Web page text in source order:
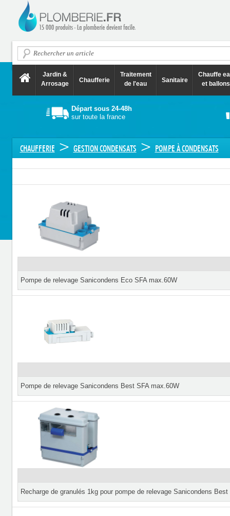
Jardin &
Arrosage
Chaufferie
Traitement
de l'eau
Sanitaire
Chauffe
et ballons
Départ sous 24-48h
sur toute la france
CHAUFFERIE > GESTION CONDENSATS > POMPE À CONDENSATS
Pompe de relevage Sanicondens Eco SFA max.60W
Pompe de relevage Sanicondens Best SFA max.60W
Recharge de granulés 1kg pour pompe de relevage Sanicondens Best